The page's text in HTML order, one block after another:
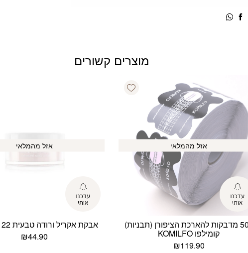
מוצרים קשורים
Add wishlist
אזל מהמלאי
500 מדבקות להארכת הציפורן (תבניות)
קומילפו KOMILFO
₪119.90
אזל מהמלאי
אבקת אקריל ורודה טבעית 22 גרם קודי
₪44.90